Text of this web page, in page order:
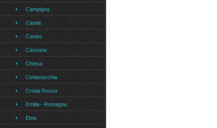
Campigna
Caorle
Casies
Cassone
Chiesa
Civitavecchia
Croda Rossa
Emilia - Romagna
Etna